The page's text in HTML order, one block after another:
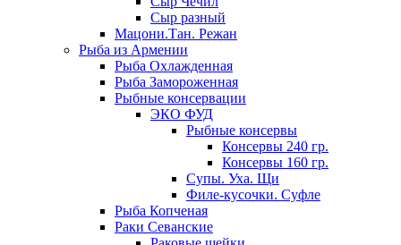
Сыр разный
Мацони.Тан. Режан
Рыба из Армении
Рыба Охлажденная
Рыба Замороженная
Рыбные консервации
ЭКО ФУД
Рыбные консервы
Консервы 240 гр.
Консервы 160 гр.
Супы. Уха. Щи
Филе-кусочки. Суфле
Рыба Копченая
Раки Севанские